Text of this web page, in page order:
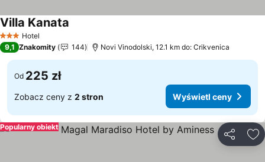
3 Kategoria
Hotel
Villa Kanata
9,1 Znakomity 144 Novi Vinodolski, 12.1 km do: Crikvenica
Od 225 zł
Zobacz ceny z 2 stron Wyświetl ceny
Popularny obiekt